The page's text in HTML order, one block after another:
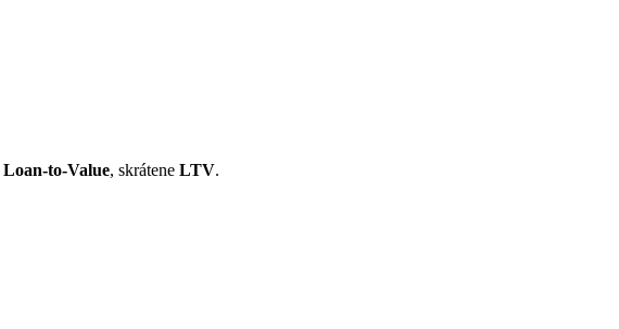
Loan-to-Value, skrátene LTV.